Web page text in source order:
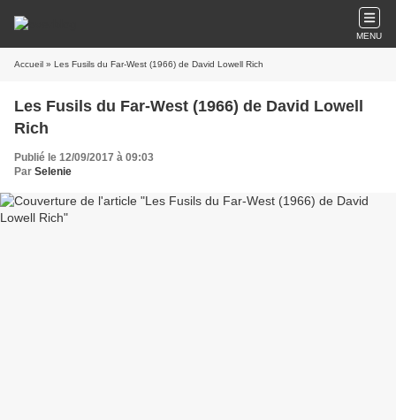
MENU
Accueil » Les Fusils du Far-West (1966) de David Lowell Rich
Les Fusils du Far-West (1966) de David Lowell
Rich
Publié le 12/09/2017 à 09:03
Par Selenie